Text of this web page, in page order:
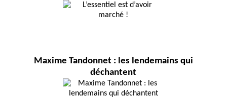
Maxime Tandonnet : les lendemains qui
déchantent